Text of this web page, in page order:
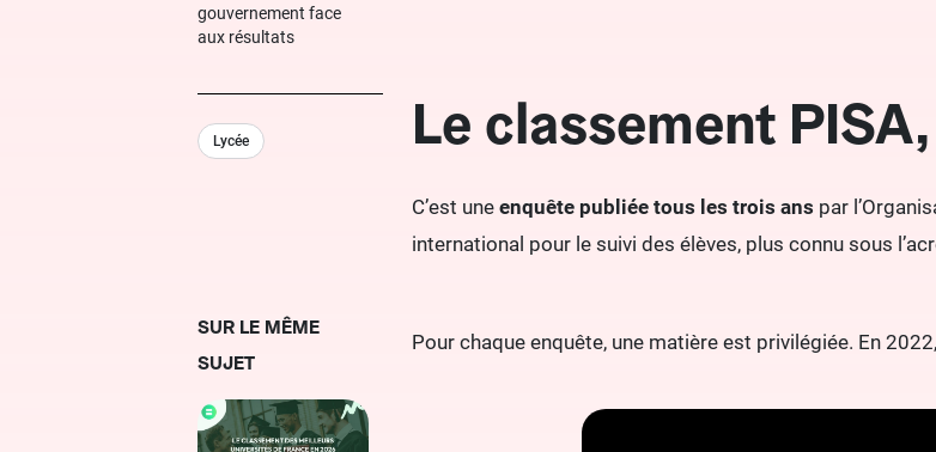
Le classement
C’est une enquête publiée tous les trois ans par
international pour le suivi des élèves, plus connu sous
Pour chaque enquête, une matière est privilégiée. En
gouvernement face
aux résultats
Lycée
SUR LE MÊME
SUJET